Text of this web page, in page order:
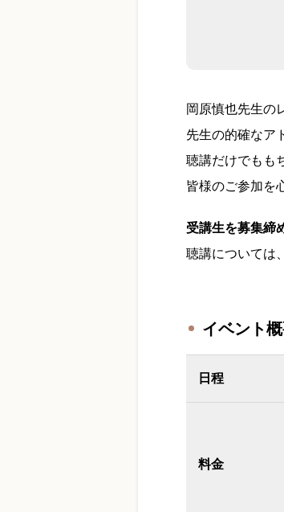
岡原慎也先生の
先生の的確なア
聴講だけでもも
皆様のご参加を
受講生を募集締
聴講については
イベント
日程
料金